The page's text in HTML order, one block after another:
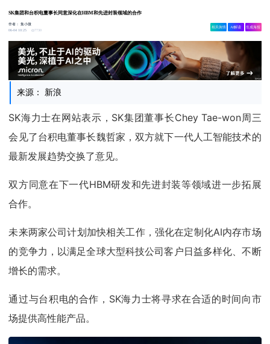
SK集团和台积电董事长同意深化在HBM和先进封装领域的合作
作者：集小微
06-04 10:25
7730
相关舆情 AI解读 生成海报
来源： 新浪
SK海力士在网站表示，SK集团董事长Chey Tae-won周三
会见了台积电董事长魏哲家，双方就下一代人工智能技术的
最新发展趋势交换了意见。
双方同意在下一代HBM研发和先进封装等领域进一步拓展
合作。
未来两家公司计划加快相关工作，强化在定制化AI内存市场
的竞争力，以满足全球大型科技公司客户日益多样化、不断
增长的需求。
通过与台积电的合作，SK海力士将寻求在合适的时间向市
场提供高性能产品。